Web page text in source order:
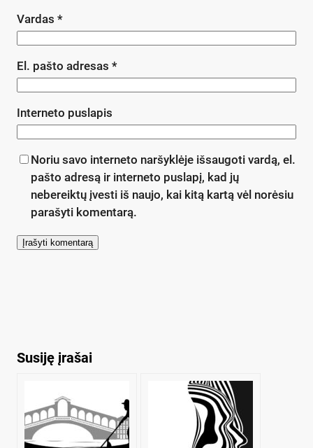
Vardas *
El. pašto adresas *
Interneto puslapis
Noriu savo interneto naršyklėje išsaugoti vardą, el.
pašto adresą ir interneto puslapį, kad jų
nebereiktų įvesti iš naujo, kai kitą kartą vėl norėsiu
parašyti komentarą.
Susiję įrašai